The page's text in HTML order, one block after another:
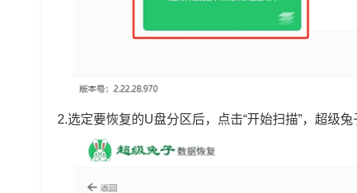
2.选定要恢复的U盘分区后，点击“开始扫描”，超级